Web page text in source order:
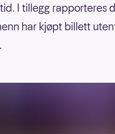
I tillegg rapporteres
har kjøpt billett